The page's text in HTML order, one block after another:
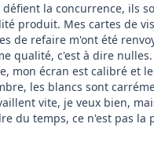
défient la concurrence, ils
produit. Mes cartes de
de refaire m'ont été
qualité, c'est à dire
mon écran est calibré et
les blancs sont
vite, je veux bien,
du temps, ce n'est pas la